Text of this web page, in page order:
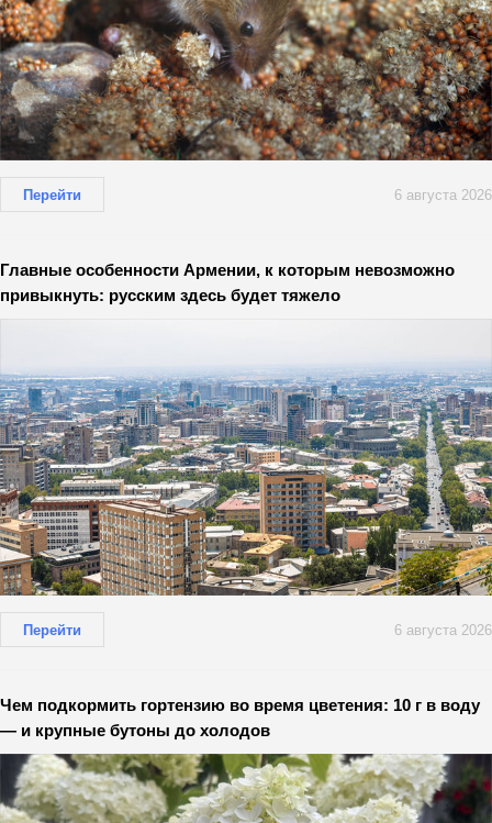
Перейти 6 августа 2026
Главные особенности Армении, к которым невозможно
привыкнуть: русским здесь будет тяжело
Перейти 6 августа 2026
Чем подкормить гортензию во время цветения: 10 г в воду
— и крупные бутоны до холодов